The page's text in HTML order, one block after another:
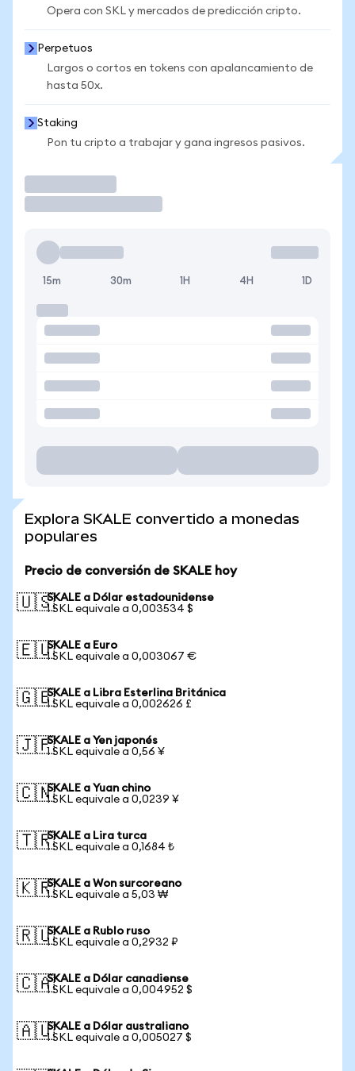
Opera con SKL y mercados de predicción cripto.
Perpetuos
Largos o cortos en tokens con apalancamiento de
hasta 50x.
Staking
Pon tu cripto a trabajar y gana ingresos pasivos.
15m 30m 1H 4H 1D
Explora SKALE convertido a monedas
populares
Precio de conversión de SKALE hoy
🇺🇸SKALE a Dólar estadounidense
1 SKL equivale a 0,003534 $
🇪🇺SKALE a Euro
1 SKL equivale a 0,003067 €
🇬🇧SKALE a Libra Esterlina Británica
1 SKL equivale a 0,002626 £
🇯🇵SKALE a Yen japonés
1 SKL equivale a 0,56 ¥
🇨🇳SKALE a Yuan chino
1 SKL equivale a 0,0239 ¥
🇹🇷SKALE a Lira turca
1 SKL equivale a 0,1684 ₺
🇰🇷SKALE a Won surcoreano
1 SKL equivale a 5,03 ₩
🇷🇺SKALE a Rublo ruso
1 SKL equivale a 0,2932 ₽
🇨🇦SKALE a Dólar canadiense
1 SKL equivale a 0,004952 $
🇦🇺SKALE a Dólar australiano
1 SKL equivale a 0,005027 $